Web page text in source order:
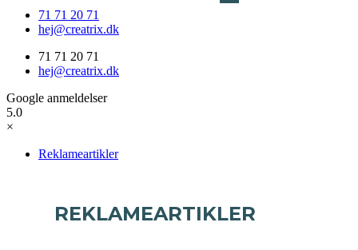
71 71 20 71
hej@creatrix.dk
71 71 20 71
hej@creatrix.dk
Google anmeldelser
5.0
×
Reklameartikler
REKLAMEARTIKLER